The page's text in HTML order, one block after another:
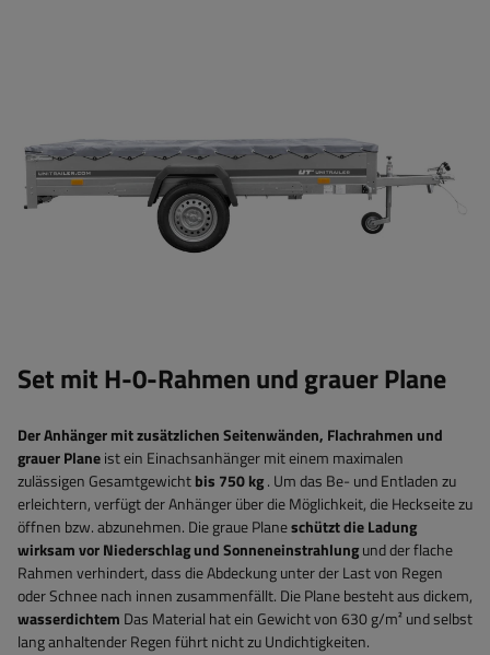
Set mit H-0-Rahmen und grauer Plane
Der Anhänger mit zusätzlichen Seitenwänden, Flachrahmen und
grauer Planeist ein Einachsanhänger mit einem maximalen
zulässigen Gesamtgewichtbis 750 kg. Um das Be- und Entladen zu
erleichtern, verfügt der Anhänger überdie Möglichkeit, die Heckseite zu
öffnen bzw. abzunehmen. Die graue Planeschützt die Ladung
wirksam vor Niederschlag und Sonneneinstrahlungund der flache
Rahmen verhindert, dass die Abdeckung unter der Last von Regen
oder Schnee nach innen zusammenfällt. Die Plane besteht aus dickem,
wasserdichtem Das Material hat ein Gewicht von 630 g/m² und selbst
lang anhaltender Regen führt nicht zu Undichtigkeiten.